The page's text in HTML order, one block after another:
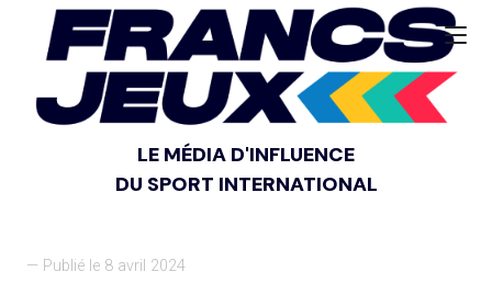
LE MÉDIA D'INFLUENCE
DU SPORT INTERNATIONAL
— Publié le 8 avril 2024